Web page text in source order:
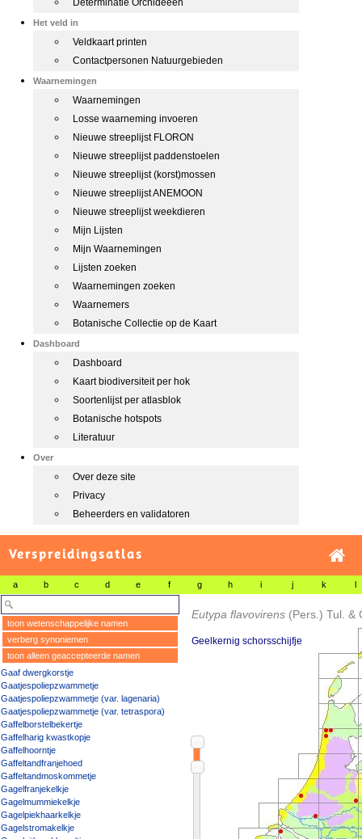
Determinatie Orchideeën
Het veld in
Veldkaart printen
Contactpersonen Natuurgebieden
Waarnemingen
Waarnemingen
Losse waarneming invoeren
Nieuwe streeplijst FLORON
Nieuwe streeplijst paddenstoelen
Nieuwe streeplijst (korst)mossen
Nieuwe streeplijst ANEMOON
Nieuwe streeplijst weekdieren
Mijn Lijsten
Mijn Waarnemingen
Lijsten zoeken
Waarnemingen zoeken
Waarnemers
Botanische Collectie op de Kaart
Dashboard
Dashboard
Kaart biodiversiteit per hok
Soortenlijst per atlasblok
Botanische hotspots
Literatuur
Over
Over deze site
Privacy
Beheerders en validatoren
Verspreidingsatlas
a b c d e f g h i j k l
toon wetenschappelijke namen
verberg synoniemen
toon alleen geaccepteerde namen
Gaaf dwergkorstje
Gaatjespoliepzwammetje
Gaatjespoliepzwammetje (var. lagenaria)
Gaatjespoliepzwammetje (var. tetraspora)
Gaffelborstelbekertje
Gaffelharig kwastkopje
Gaffelhoorntje
Gaffeltandfranjehoed
Gaffeltandmoskommetje
Gagelfranjekelkje
Gagelmummiekelkje
Gagelpiekhaarkelkje
Gagelstromakelkje
Eutypa flavovirens (Pers.) Tul. &
Geelkernig schorsschijfje